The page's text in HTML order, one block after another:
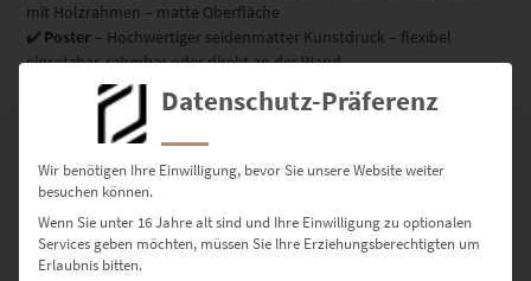
mit Holzrahmen – matte Oberfläche
✔️ Poster – Hochwertiger seidenmatter Kunstdruck – flexibel
einsetzbar, rahmbar oder direkt an der Wand
Größen für jede Wand –
zugeschnitten auf dein Zuhause,
Studio oder Office
30 × 20 cm – für kleine Galeriewände oder schmale
Datenschutz-Präferenz
Wir benötigen Ihre Einwilligung, bevor Sie unsere Website weiter
besuchen können.
Wenn Sie unter 16 Jahre alt sind und Ihre Einwilligung zu optionalen
Services geben möchten, müssen Sie Ihre Erziehungsberechtigten um
Erlaubnis bitten.